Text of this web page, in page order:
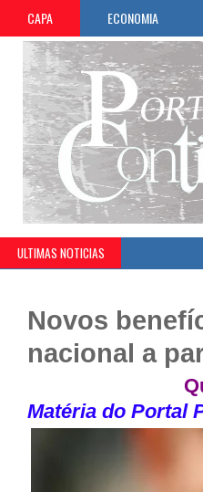
CAPA ECONOMIA
ULTIMAS NOTICIAS
Novos
nacional a
Matéria do Portal